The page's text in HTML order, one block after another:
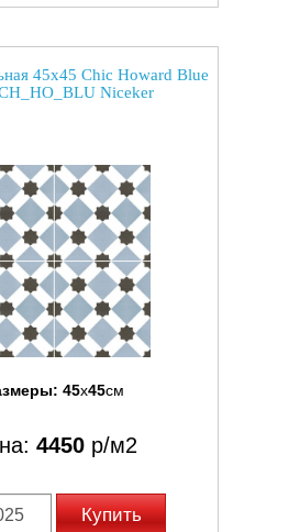
45x45 Chic Howard Blue
Niceker
45x45см
4450 р/м2
Купить